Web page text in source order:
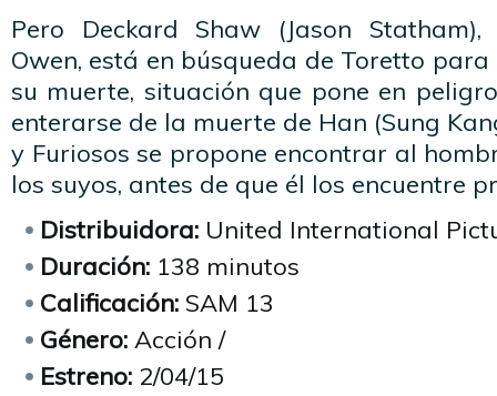
Pero Deckard Shaw (Jason
Owen, está en búsqueda de Toretto
su muerte, situación que pone en
enterarse de la muerte de Han (Sung
y Furiosos se propone encontrar al
los suyos, antes de que él los encuentre
Distribuidora: United International
Duración: 138 minutos
Calificación: SAM 13
Género: Acción /
Estreno: 2/04/15